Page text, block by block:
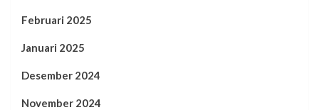
Februari 2025
Januari 2025
Desember 2024
November 2024